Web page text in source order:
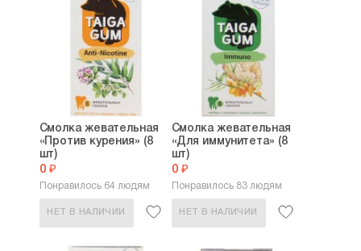
Смолка жевательная
«Против курения» (8
шт)
0 ₽
Понравилось 64 людям
НЕТ В НАЛИЧИИ
Смолка жевательная
«Для иммунитета» (8
шт)
0 ₽
Понравилось 83 людям
НЕТ В НАЛИЧИИ